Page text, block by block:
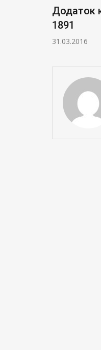
Додаток
1891
31.03.2016